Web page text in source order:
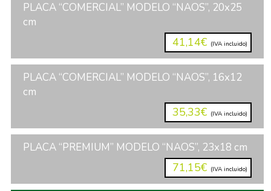
PLACA “COMERCIAL” MODELO “NAOS”, 20x25
cm
41,14€ (IVA incluido)
PLACA “COMERCIAL” MODELO “NAOS”, 16x12
cm
35,33€ (IVA incluido)
PLACA “PREMIUM” MODELO “NAOS”, 23x18 cm
71,15€ (IVA incluido)